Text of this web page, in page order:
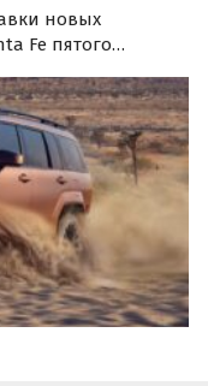
новых
Fe пятого
в начале
рублей,